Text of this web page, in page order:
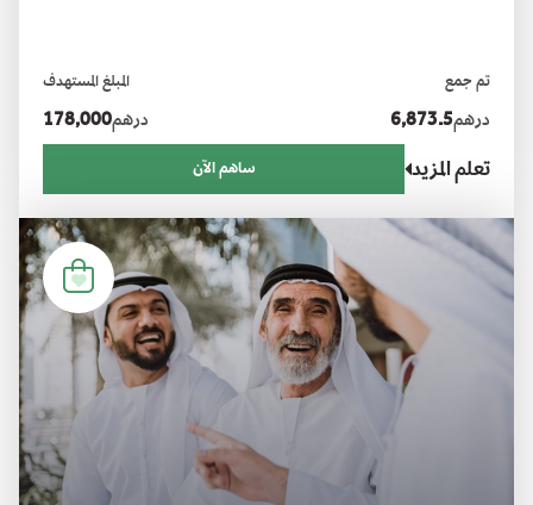
تم جمع
درهم6,873.5
المبلغ المستهدف
درهم178,000
تعلم المزيد ساهم الآن